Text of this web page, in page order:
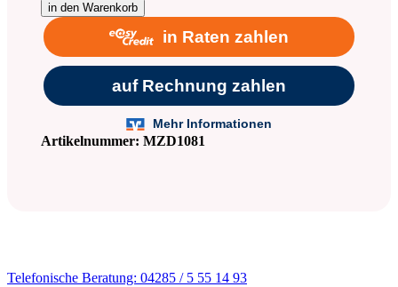
in den Warenkorb
Artikelnummer: MZD1081
Telefonische Beratung: 04285 / 5 55 14 93